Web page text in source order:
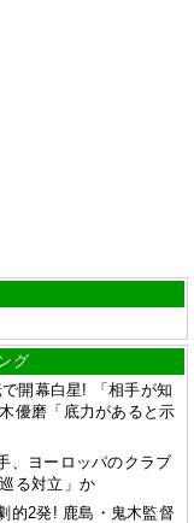
グ
開幕白星! 「相手が知
優磨「底力があると示
、ヨーロッパのクラブ
る対立」か
的2発! 鹿島・鬼木監督